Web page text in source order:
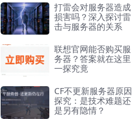
打雷会对服务器造成
损害吗？深入探讨雷
击与服务器的关系
联想官网能否购买服
务器？答案就在这里
一探究竟
CF不更新服务器原因
探究：是技术难题还
是另有隐情？